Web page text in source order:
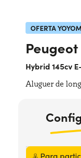
Trabalha
POR QUE É
OFERTA
Hybrid 145cv
Aluguer de
Para